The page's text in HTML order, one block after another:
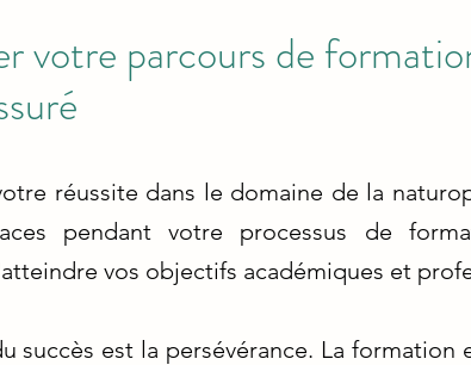
votre parcours de
réussite dans le domaine de la
pendant votre processus de
vos objectifs académiques et
succès est la persévérance. La